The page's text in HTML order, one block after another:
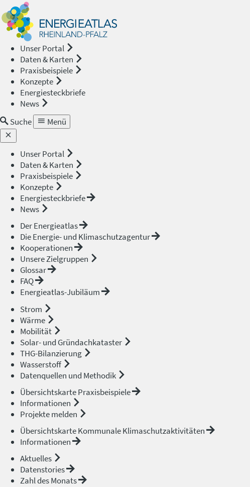
Unser Portal
Daten & Karten
Praxisbeispiele
Konzepte
Energiesteckbriefe
News
Suche
Menü
Unser Portal
Daten & Karten
Praxisbeispiele
Konzepte
Energiesteckbriefe
News
Der Energieatlas
Die Energie- und Klimaschutzagentur
Kooperationen
Unsere Zielgruppen
Glossar
FAQ
Energieatlas-Jubiläum
Strom
Wärme
Mobilität
Solar- und Gründachkataster
THG-Bilanzierung
Wasserstoff
Datenquellen und Methodik
Übersichtskarte Praxisbeispiele
Informationen
Projekte melden
Übersichtskarte Kommunale Klimaschutzaktivitäten
Informationen
Aktuelles
Datenstories
Zahl des Monats